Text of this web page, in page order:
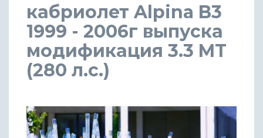
кабриолет Alpina B3
1999 - 2006г выпуска
модификация 3.3 MT
(280 л.с.)